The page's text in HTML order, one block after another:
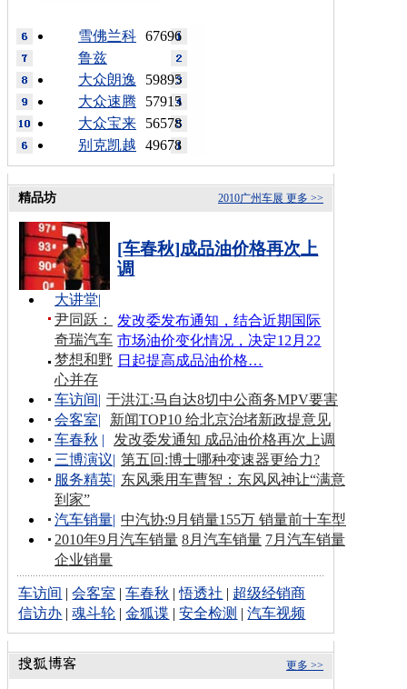
67696
雪佛兰科
鲁兹
59895
大众朗逸
57915
大众速腾
56578
大众宝来
49678
别克凯越
更多 >>
2010广州车展
精品坊
[车春秋]成品油价格再次上
调
发改委发布通知，结合近期国际
市场油价变化情况，决定12月22
日起提高成品油价格…
大讲堂|
尹同跃：
奇瑞汽车
梦想和野
心并存
车访间| 于洪江:马自达8切中公商务MPV要害
会客室|
新闻TOP10 给北京治堵新政提意见
车春秋 |
发改委发通知 成品油价格再次上调
三博演议| 第五回:博士哪种变速器更给力?
服务精英| 东风乘用车曹智：东风风神让“满意
到家”
汽车销量| 中汽协:9月销量155万 销量前十车型
2010年9月汽车销量 8月汽车销量 7月汽车销量
企业销量
车访间 |会客室 |车春秋 |悟透社 | 超级经销商
信访办 |魂斗轮 |金狐谍 |安全检测 |汽车视频
更多 >>